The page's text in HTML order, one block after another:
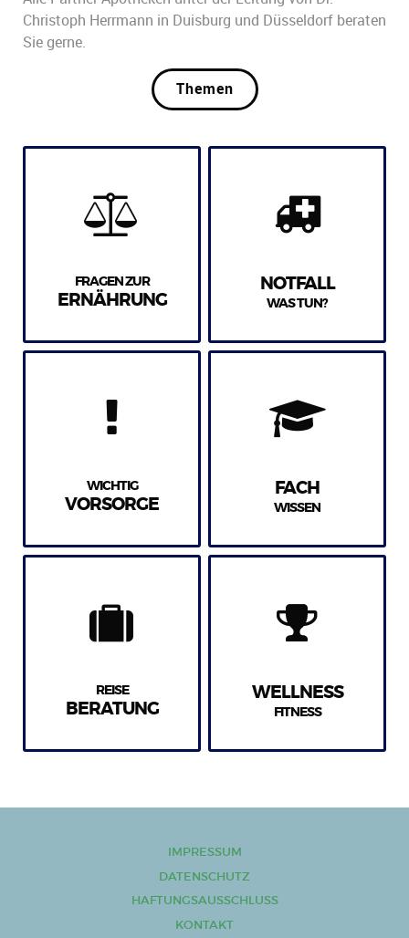
Christoph Herrmann in Duisburg und Düsseldorf beraten
Sie gerne.
Themen
FRAGEN ZUR
ERNÄHRUNG
NOTFALL
WAS TUN?
WICHTIG
VORSORGE
FACH
WISSEN
REISE
BERATUNG
WELLNESS
FITNESS
IMPRESSUM
DATENSCHUTZ
HAFTUNGSAUSSCHLUSS
KONTAKT